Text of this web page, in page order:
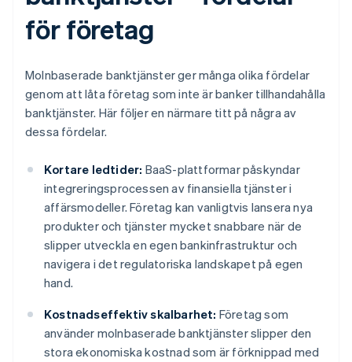
för företag
Molnbaserade banktjänster ger många olika fördelar
genom att låta företag som inte är banker tillhandahålla
banktjänster. Här följer en närmare titt på några av
dessa fördelar.
Kortare ledtider: BaaS-plattformar påskyndar
integreringsprocessen av finansiella tjänster i
affärsmodeller. Företag kan vanligtvis lansera nya
produkter och tjänster mycket snabbare när de
slipper utveckla en egen bankinfrastruktur och
navigera i det regulatoriska landskapet på egen
hand.
Kostnadseffektiv skalbarhet: Företag som
använder molnbaserade banktjänster slipper den
stora ekonomiska kostnad som är förknippad med